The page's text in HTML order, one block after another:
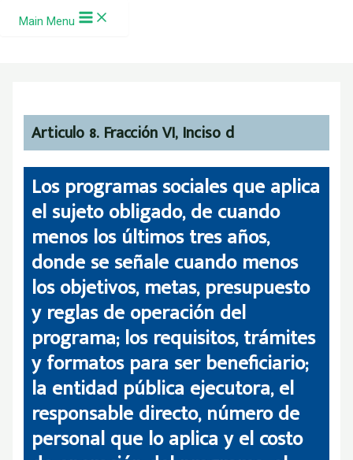
Ir al contenido
Main Menu
Articulo 8. Fracción VI, Inciso d
Los programas sociales que aplica
el sujeto obligado, de cuando
menos los últimos tres años,
donde se señale cuando menos
los objetivos, metas, presupuesto
y reglas de operación del
programa; los requisitos, trámites
y formatos para ser beneficiario;
la entidad pública ejecutora, el
responsable directo, número de
personal que lo aplica y el costo